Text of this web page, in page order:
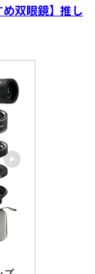
め双眼鏡】推し